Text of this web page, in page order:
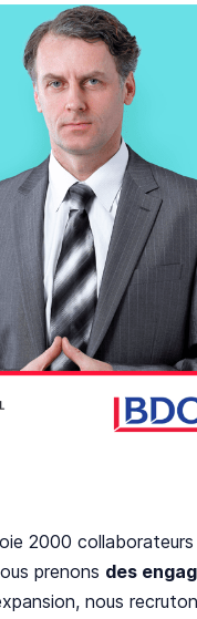
2000 collaborateurs
prenons des
nous